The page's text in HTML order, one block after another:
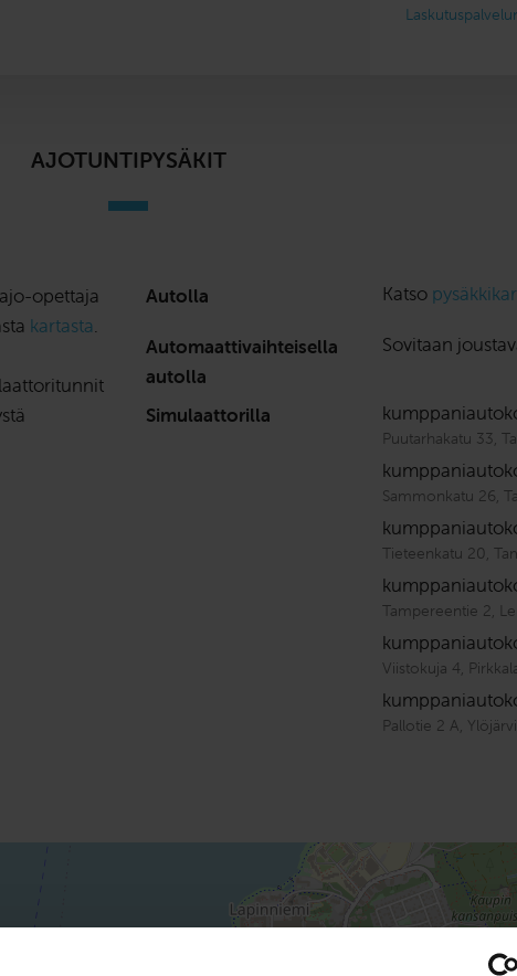
AJOTUNTIPYSÄKIT
opettaja
kartasta.
Autolla Katso
Automaattivaihteisella
autolla
Sovitaan
Simulaattorilla
Puutarhakatu 33,
Sammonkatu 26,
Tieteenkatu 20,
Tampereentie 2,
Viistokuja 4,
Pallotie 2 A, Ylöjärvi